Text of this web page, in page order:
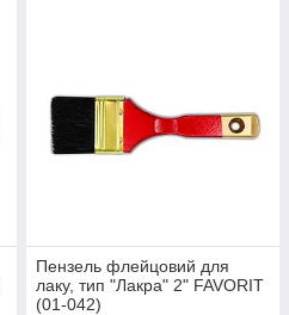
Пензель флейцовий для
лаку, тип "Лакра" 2" FAVORIT
(01-042)